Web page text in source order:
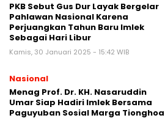
PKB Sebut Gus Dur Layak Bergelar
Pahlawan Nasional Karena
Perjuangkan Tahun Baru Imlek
Sebagai Hari Libur
Kamis, 30 Januari 2025 - 15:42 WIB
Nasional
Menag Prof. Dr. KH. Nasaruddin
Umar Siap Hadiri Imlek Bersama
Paguyuban Sosial Marga Tionghoa